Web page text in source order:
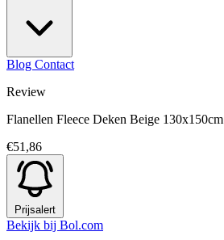
Blog Contact
Review
Flanellen Fleece Deken Beige 130x150cm
€51,86
Prijsalert
Bekijk bij Bol.com